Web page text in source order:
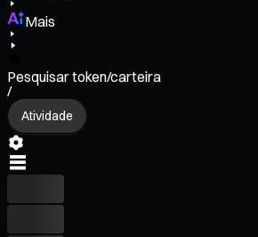
Mais
Pesquisar token/carteira
/
Atividade